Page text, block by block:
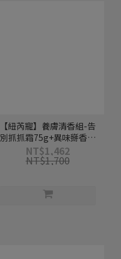
【紐芮寵】養膚清香組-告
別抓抓霜75g+異味掰香噴
噴 150ml
NT$1,462
NT$1,700